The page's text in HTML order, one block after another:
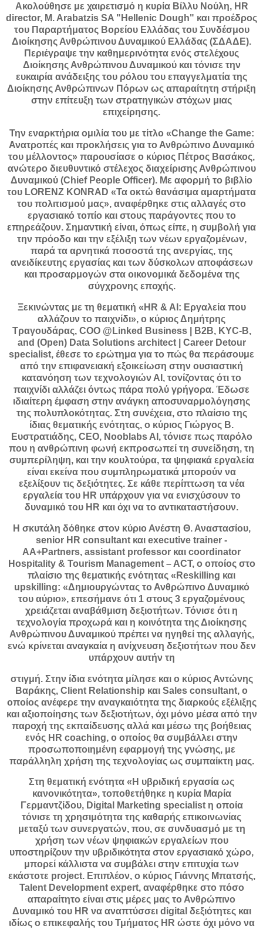
Ακολούθησε με χαιρετισμό η κυρία Βίλλυ Νούλη, HR
director, M. Arabatzis SA "Hellenic Dough" και προέδρος
του Παραρτήματος Βορείου Ελλάδας του Συνδέσμου
Διοίκησης Ανθρώπινου Δυναμικού Ελλάδας (ΣΔΑΔΕ).
Περιέγραψε την καθημερινότητα ενός στελέχους
Διοίκησης Ανθρώπινου Δυναμικού και τόνισε την
ευκαιρία ανάδειξης του ρόλου του επαγγελματία της
Διοίκησης Ανθρώπινων Πόρων ως απαραίτητη στήριξη
στην επίτευξη των στρατηγικών στόχων μιας
επιχείρησης.
Την εναρκτήρια ομιλία του με τίτλο «Change the Game:
Ανατροπές και προκλήσεις για το Ανθρώπινο Δυναμικό
του μέλλοντος» παρουσίασε ο κύριος Πέτρος Βασάκος,
ανώτερο διευθυντικό στέλεχος διαχείρισης Ανθρώπινου
Δυναμικού (Chief People Officer). Με αφορμή το βιβλίο
του LORENZ KONRAD «Τα οκτώ θανάσιμα αμαρτήματα
του πολιτισμού μας», αναφέρθηκε στις αλλαγές στο
εργασιακό τοπίο και στους παράγοντες που το
επηρεάζουν. Σημαντική είναι, όπως είπε, η συμβολή για
την πρόοδο και την εξέλιξη των νέων εργαζομένων,
παρά τα αρνητικά ποσοστά της ανεργίας, της
ανειδίκευτης εργασίας και των δύσκολων αποφάσεων
και προσαρμογών στα οικονομικά δεδομένα της
σύγχρονης εποχής.
Ξεκινώντας με τη θεματική «HR & AI: Εργαλεία που
αλλάζουν το παιχνίδι», ο κύριος Δημήτρης
Τραγουδάρας, COO @Linked Business | B2B, KYC-B,
and (Open) Data Solutions architect | Career Detour
specialist, έθεσε το ερώτημα για το πώς θα περάσουμε
από την επιφανειακή εξοικείωση στην ουσιαστική
κατανόηση των τεχνολογιών ΑΙ, τονίζοντας ότι το
παιχνίδι αλλάζει όντως πάρα πολύ γρήγορα. Έδωσε
ιδιαίτερη έμφαση στην ανάγκη αποσυναρμολόγησης
της πολυπλοκότητας. Στη συνέχεια, στο πλαίσιο της
ίδιας θεματικής ενότητας, ο κύριος Γιώργος B.
Ευστρατιάδης, CEO, Nooblabs AI, τόνισε πως παρόλο
που η ανθρώπινη φωνή εκπροσωπεί τη συνείδηση, τη
συμπερίληψη, και την κουλτούρα, τα ψηφιακά εργαλεία
είναι εκείνα που συμπληρωματικά μπορούν να
εξελίξουν τις δεξιότητες. Σε κάθε περίπτωση τα νέα
εργαλεία του HR υπάρχουν για να ενισχύσουν το
δυναμικό του HR και όχι να το αντικαταστήσουν.
Η σκυτάλη δόθηκε στον κύριο Ανέστη Θ. Αναστασίου,
senior HR consultant και executive trainer -
AA+Partners, assistant professor και coordinator
Hospitality & Tourism Management – ACT, ο οποίος στο
πλαίσιο της θεματικής ενότητας «Reskilling και
upskilling: «Δημιουργώντας το Ανθρώπινο Δυναμικό
του αύριο», επεσήμανε ότι 1 στους 3 εργαζομένους
χρειάζεται αναβάθμιση δεξιοτήτων. Τόνισε ότι η
τεχνολογία προχωρά και η κοινότητα της Διοίκησης
Ανθρώπινου Δυναμικού πρέπει να ηγηθεί της αλλαγής,
ενώ κρίνεται αναγκαία η ανίχνευση δεξιοτήτων που δεν
υπάρχουν αυτήν τη
στιγμή. Στην ίδια ενότητα μίλησε και ο κύριος Αντώνης
Βαράκης, Client Relationship και Sales consultant, ο
οποίος ανέφερε την αναγκαιότητα της διαρκούς εξέλιξης
και αξιοποίησης των δεξιοτήτων, όχι μόνο μέσα από την
παροχή της εκπαίδευσης αλλά και μέσω της βοήθειας
ενός HR coaching, ο οποίος θα συμβάλλει στην
προσωποποιημένη εφαρμογή της γνώσης, με
παράλληλη χρήση της τεχνολογίας ως συμπαίκτη μας.
Στη θεματική ενότητα «Η υβριδική εργασία ως
κανονικότητα», τοποθετήθηκε η κυρία Μαρία
Γερμαντζίδου, Digital Marketing specialist η οποία
τόνισε τη χρησιμότητα της καθαρής επικοινωνίας
μεταξύ των συνεργατών, που, σε συνδυασμό με τη
χρήση των νέων ψηφιακών εργαλείων που
υποστηρίζουν την υβριδικότητα στον εργασιακό χώρο,
μπορεί κάλλιστα να συμβάλει στην επιτυχία των
εκάστοτε project. Επιπλέον, ο κύριος Γιάννης Μπατσής,
Talent Development expert, αναφέρθηκε στο πόσο
απαραίτητο είναι στις μέρες μας το Ανθρώπινο
Δυναμικό του HR να αναπτύσσει digital δεξιότητες και
ιδίως ο επικεφαλής του Τμήματος HR ώστε όχι μόνο να